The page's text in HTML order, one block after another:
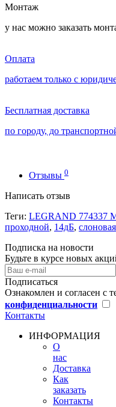
Монтаж
у нас можно заказать
Оплата
работаем только с
Бесплатная доставка
по городу, до
Отзывы 0
Написать отзыв
Теги: LEGRAND 774337
проходной, 14дБ,
Подписка на новости
Будьте в курсе новых
Подписаться
Ознакомлен и согласен с
конфиденциальности
Контакты
ИНФОРМАЦИЯ
О
нас
Доставка
Как
заказать
Контакты